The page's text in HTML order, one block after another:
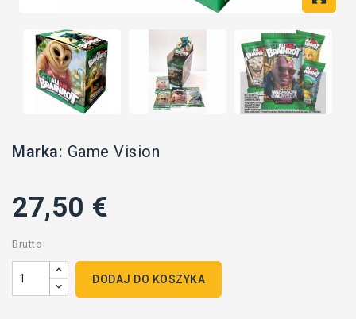
Marka: Game Vision
27,50 €
Brutto
DODAJ DO KOSZYKA